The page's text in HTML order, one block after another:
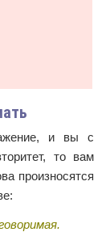
и вы с
то вам
произносятся